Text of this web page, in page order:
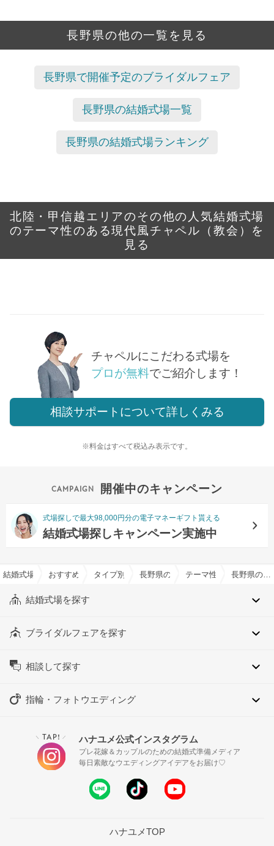
長野県の他の一覧を見る
長野県で開催予定のブライダルフェア
長野県の結婚式場一覧
長野県の結婚式場ランキング
北陸・甲信越エリアのその他の人気結婚式場
のテーマ性のある現代風チャペル（教会）を
見る
チャペルにこだわる式場を
プロが無料でご紹介します！
相談サポートについて詳しくみる
※料金はすべて税込み表示です。
開催中のキャンペーン
式場探しで最大98,000円分の電子マネーギフト貰える
結婚式場探しキャンペーン実施中
結婚式場を探すならハナユメ
おすすめの結婚式場特集一覧
タイプ別チャペル特集長野県のタイプ別チャペル特集
テーマ性のある現代風
結婚式場を探す
ブライダルフェアを探す
相談して探す
指輪・フォトウエディング
＼ TAP! ／ ハナユメ公式インスタグラム
プレ花嫁＆カップルのための結婚式準備メディア
毎日素敵なウエディングアイデアをお届け♡
ハナユメTOP